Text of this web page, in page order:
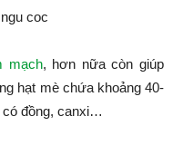
mạch, hơn nữa còn giúp
hạt mè chứa khoảng 40-
có đồng, canxi…